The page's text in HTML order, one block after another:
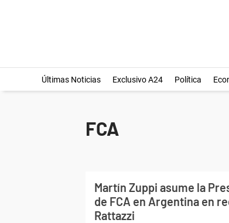
Últimas Noticias Exclusivo A24 Política
FCA
Martín Zuppi asume la
de FCA en Argentina en
Rattazzi